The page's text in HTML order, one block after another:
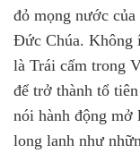
đỏ mọng nước
Đức Chúa. Không
là Trái cấm trong
để trở thành tổ
nói hành động mở
long lanh như